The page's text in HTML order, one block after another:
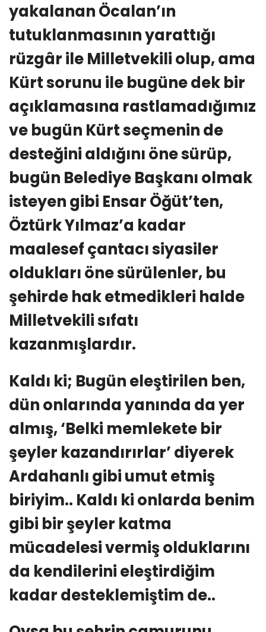
yakalanan Öcalan’ın
tutuklanmasının yarattığı
rüzgâr ile Milletvekili olup, ama
Kürt sorunu ile bugüne dek bir
açıklamasına rastlamadığımız
ve bugün Kürt seçmenin de
desteğini aldığını öne sürüp,
bugün Belediye Başkanı olmak
isteyen gibi Ensar Öğüt’ten,
Öztürk Yılmaz’a kadar
maalesef çantacı siyasiler
oldukları öne sürülenler, bu
şehirde hak etmedikleri halde
Milletvekili sıfatı
kazanmışlardır.
Kaldı ki; Bugün eleştirilen ben,
dün onlarında yanında da yer
almış, ‘Belki memlekete bir
şeyler kazandırırlar’ diyerek
Ardahanlı gibi umut etmiş
biriyim.. Kaldı ki onlarda benim
gibi bir şeyler katma
mücadelesi vermiş olduklarını
da kendilerini eleştirdiğim
kadar desteklemiştim de..